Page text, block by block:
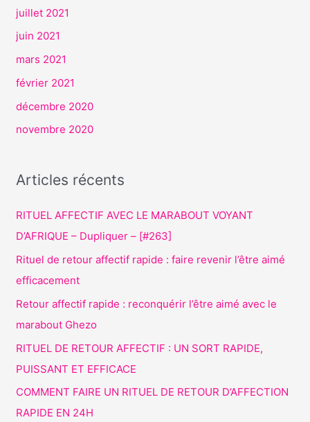
juillet 2021
juin 2021
mars 2021
février 2021
décembre 2020
novembre 2020
Articles récents
RITUEL AFFECTIF AVEC LE MARABOUT VOYANT
D’AFRIQUE – Dupliquer – [#263]
Rituel de retour affectif rapide : faire revenir l’être aimé
efficacement
Retour affectif rapide : reconquérir l’être aimé avec le
marabout Ghezo
RITUEL DE RETOUR AFFECTIF : UN SORT RAPIDE,
PUISSANT ET EFFICACE
COMMENT FAIRE UN RITUEL DE RETOUR D’AFFECTION
RAPIDE EN 24H